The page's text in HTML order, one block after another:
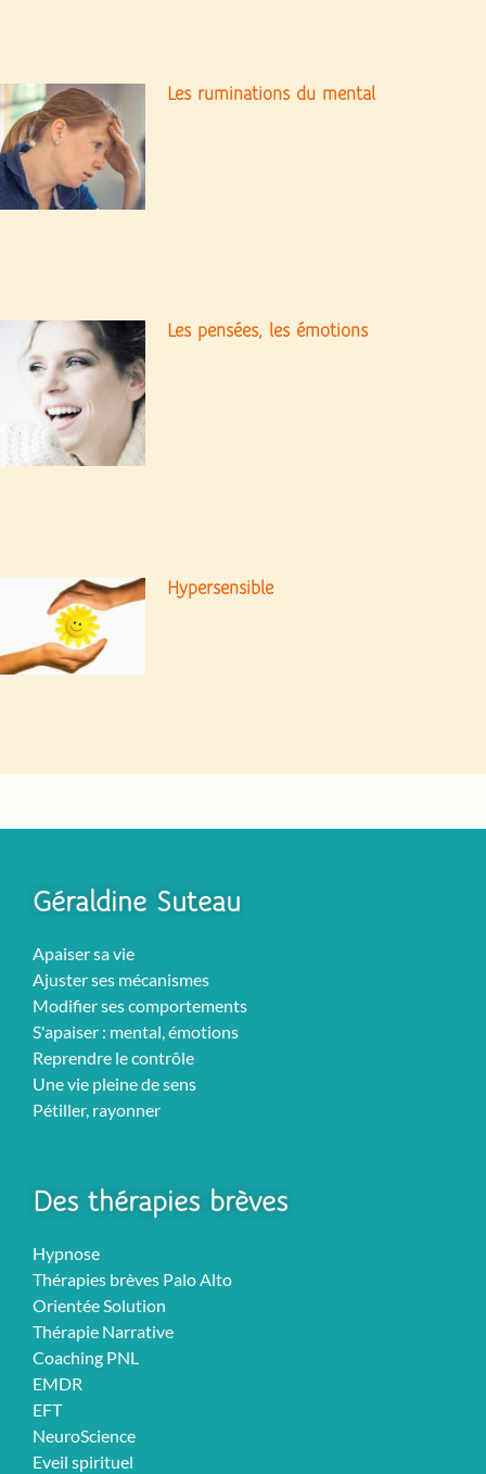
Les ruminations du mental
Les pensées, les émotions
Hypersensible
Géraldine Suteau
Apaiser sa vie
Ajuster ses mécanismes
Modifier ses comportements
S'apaiser : mental, émotions
Reprendre le contrôle
Une vie pleine de sens
Pétiller, rayonner
Des thérapies brèves
Hypnose
Thérapies brèves Palo Alto
Orientée Solution
Thérapie Narrative
Coaching PNL
EMDR
EFT
NeuroScience
Eveil spirituel